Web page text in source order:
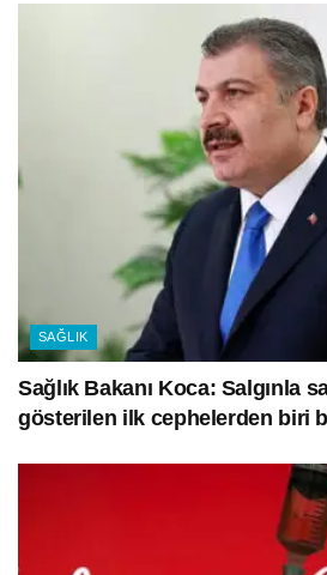
SAĞLIK
Sağlık Bakanı Koca: Salgınla
gösterilen ilk cephelerden biri